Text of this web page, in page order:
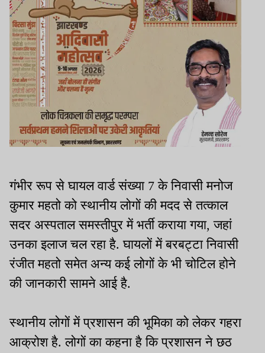
गंभीर रूप से घायल वार्ड संख्या 7 के निवासी मनोज
कुमार महतो को स्थानीय लोगों की मदद से तत्काल
सदर अस्पताल समस्तीपुर में भर्ती कराया गया, जहां
उनका इलाज चल रहा है. घायलों में बरबट्टा निवासी
रंजीत महतो समेत अन्य कई लोगों के भी चोटिल होने
की जानकारी सामने आई है.
स्थानीय लोगों में प्रशासन की भूमिका को लेकर गहरा
आक्रोश है. लोगों का कहना है कि प्रशासन ने छठ